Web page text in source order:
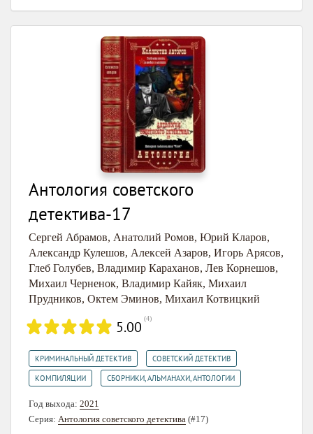
Антология советского
детектива-17
Сергей Абрамов, Анатолий Ромов, Юрий Кларов,
Александр Кулешов, Алексей Азаров, Игорь Арясов,
Глеб Голубев, Владимир Караханов, Лев Корнешов,
Михаил Черненок, Владимир Кайяк, Михаил
Прудников, Октем Эминов, Михаил Котвицкий
5.00 (4)
КРИМИНАЛЬНЫЙ ДЕТЕКТИВ СОВЕТСКИЙ ДЕТЕКТИВ
КОМПИЛЯЦИИ СБОРНИКИ, АЛЬМАНАХИ, АНТОЛОГИИ
Год выхода: 2021
Серия: Антология советского детектива (#17)